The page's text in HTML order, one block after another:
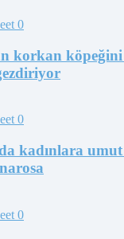
0
korkan köpeğini
0
kadınlara
0